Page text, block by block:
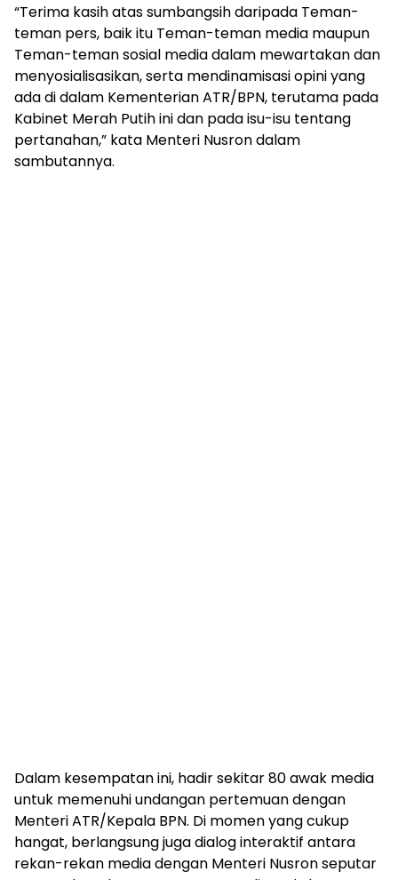
“Terima kasih atas sumbangsih daripada Teman-
teman pers, baik itu Teman-teman media maupun
Teman-teman sosial media dalam mewartakan dan
menyosialisasikan, serta mendinamisasi opini yang
ada di dalam Kementerian ATR/BPN, terutama pada
Kabinet Merah Putih ini dan pada isu-isu tentang
pertanahan,” kata Menteri Nusron dalam
sambutannya.
Dalam kesempatan ini, hadir sekitar 80 awak media
untuk memenuhi undangan pertemuan dengan
Menteri ATR/Kepala BPN. Di momen yang cukup
hangat, berlangsung juga dialog interaktif antara
rekan-rekan media dengan Menteri Nusron seputar